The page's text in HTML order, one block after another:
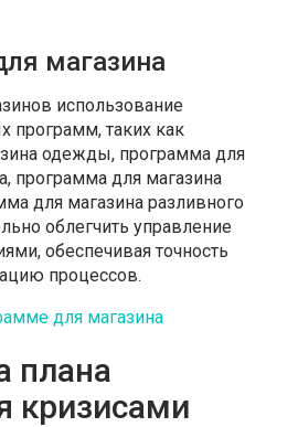
магазина
использование
программ, таких как
одежды, программа для
программа для магазина
для магазина разливного
облегчить управление
обеспечивая точность
процессов.
для магазина
плана
кризисами